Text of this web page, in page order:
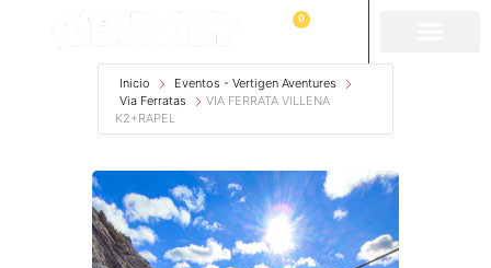
0
Inicio
Eventos - Vertigen Aventures
Via Ferratas
VIA FERRATA VILLENA
K2+RAPEL